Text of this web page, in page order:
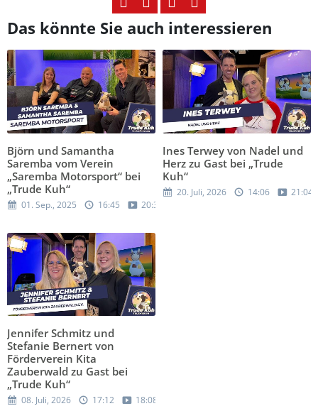
Das könnte Sie auch interessieren
Björn und Samantha
Saremba vom Verein
„Saremba Motorsport“ bei
„Trude Kuh“
01. Sep., 2025 16:45 20:37
Ines Terwey von Nadel und
Herz zu Gast bei „Trude
Kuh“
20. Juli, 2026 14:06 21:04
Jennifer Schmitz und
Stefanie Bernert von
Förderverein Kita
Zauberwald zu Gast bei
„Trude Kuh“
08. Juli, 2026 17:12 18:08